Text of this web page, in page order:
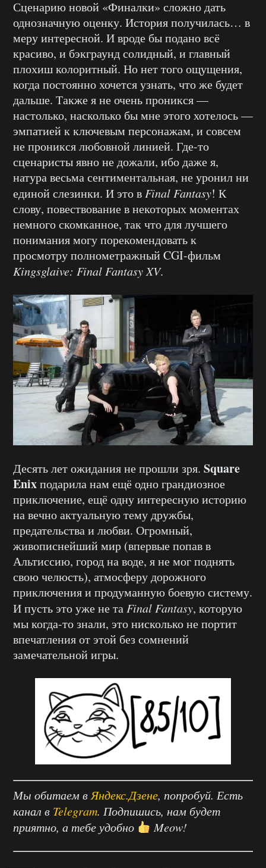
Сценарию новой «Финалки» сложно дать
однозначную оценку. История получилась… в
меру интересной. И вроде бы подано всё
красиво, и бэкграунд солидный, и главный
плохиш колоритный. Но нет того ощущения,
когда постоянно хочется узнать, что же будет
дальше. Также я не очень проникся —
настолько, насколько бы мне этого хотелось —
эмпатией к ключевым персонажам, и совсем
не проникся любовной линией. Где-то
сценаристы явно не дожали, ибо даже я,
натура весьма сентиментальная, не уронил ни
единой слезинки. И это в Final Fantasy! К
слову, повествование в некоторых моментах
немного скомканное, так что для лучшего
понимания могу порекомендовать к
просмотру полнометражный CGI-фильм
Kingsglaive: Final Fantasy XV.
Десять лет ожидания не прошли зря. Square
Enixподарила нам ещё одно грандиозное
приключение, ещё одну интересную историю
на вечно актуальную тему дружбы,
предательства и любви. Огромный,
живописнейший мир (впервые попав в
Альтиссию, город на воде, я не мог поднять
свою челюсть), атмосферу дорожного
приключения и продуманную боевую систему.
И пусть это уже не та Final Fantasy, которую
мы когда-то знали, это нисколько не портит
впечатления от этой без сомнений
замечательной игры.
Мы обитаем в Яндекс.Дзене, попробуй. Есть
канал в Telegram. Подпишись, нам будет
приятно, а тебе удобно
Meow!